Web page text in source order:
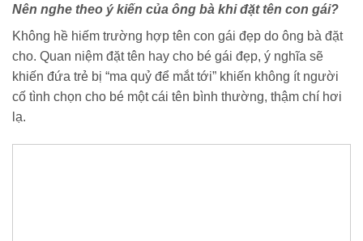
Nên nghe theo ý kiến của ông bà khi đặt tên con gái?
Không hề hiếm trường hợp tên con gái đẹp do ông bà đặt
cho. Quan niệm đặt tên hay cho bé gái đẹp, ý nghĩa sẽ
khiến đứa trẻ bị “ma quỷ để mắt tới” khiến không ít người
cố tình chọn cho bé một cái tên bình thường, thậm chí hơi
lạ.